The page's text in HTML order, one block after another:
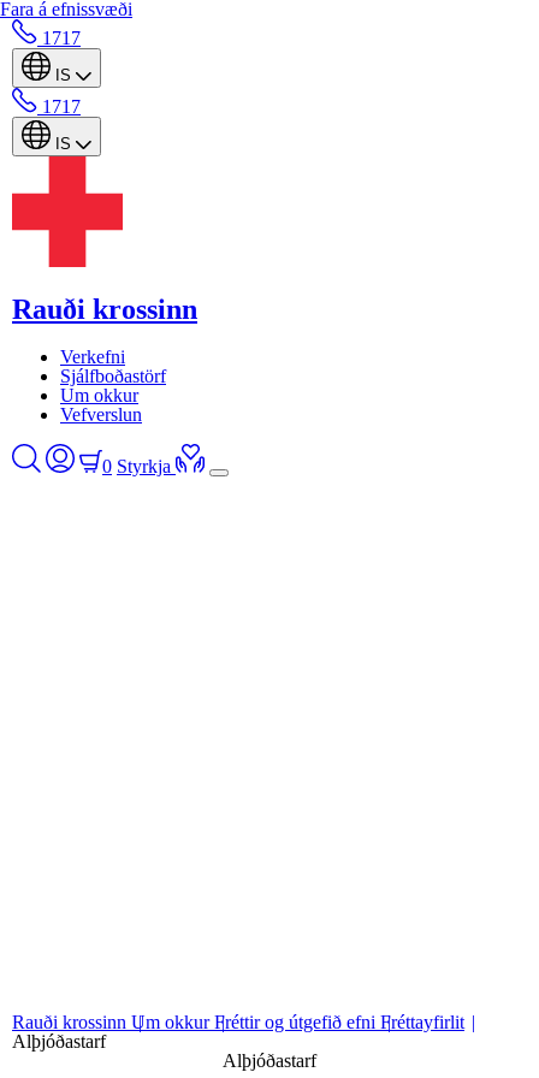
Fara á efnissvæði
1717
IS
1717
IS
Rauði krossinn
Verkefni
Sjálfboðastörf
Um okkur
Vefverslun
0 Styrkja
Rauði krossinn Um okkurFréttir og útgefið efni Fréttayfirlit
Alþjóðastarf
Alþjóðastarf